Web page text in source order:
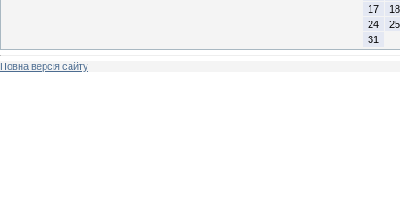
17
18
24
25
31
Повна версія сайту